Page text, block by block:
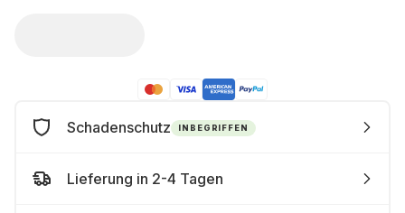
Schadenschutz INBEGRIFFEN
Lieferung in 2-4 Tagen